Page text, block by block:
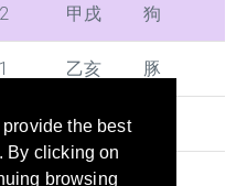
the best
By clicking on
browsing
甲戌 狗
乙亥 豚
丙子
丁丑